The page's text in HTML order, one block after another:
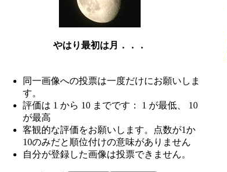
やはり最初は月．．．
同一画像への投票は一度だけにお願いしま
す。
評価は 1 から 10 までです： 1 が最低、 10
が最高
客観的な評価をお願いします。点数が1か
10のみだと順位付けの意味がありません
自分が登録した画像は投票できません。